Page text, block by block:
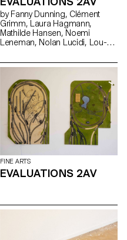
by Fanny Dunning, Clément
Grimm, Laura Hagmann,
Mathilde Hansen, Noemi
Leneman, Nolan Lucidi, Lou-
Walser, Ysé Willemin
FINE ARTS
EVALUATIONS 2AV